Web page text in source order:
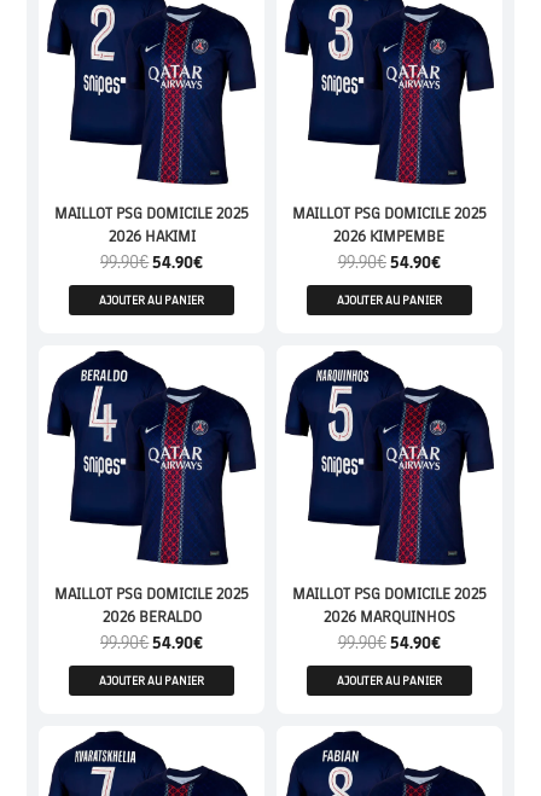
MAILLOT PSG DOMICILE 2025
2026 HAKIMI
99.90€54.90€
AJOUTER AU PANIER
MAILLOT PSG DOMICILE 2025
2026 KIMPEMBE
99.90€54.90€
AJOUTER AU PANIER
MAILLOT PSG DOMICILE 2025
2026 BERALDO
99.90€54.90€
AJOUTER AU PANIER
MAILLOT PSG DOMICILE 2025
2026 MARQUINHOS
99.90€54.90€
AJOUTER AU PANIER